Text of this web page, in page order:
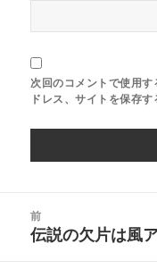
次回のコメントで使用
ドレス、サイトを保存す
前
前
伝説の欠片は風